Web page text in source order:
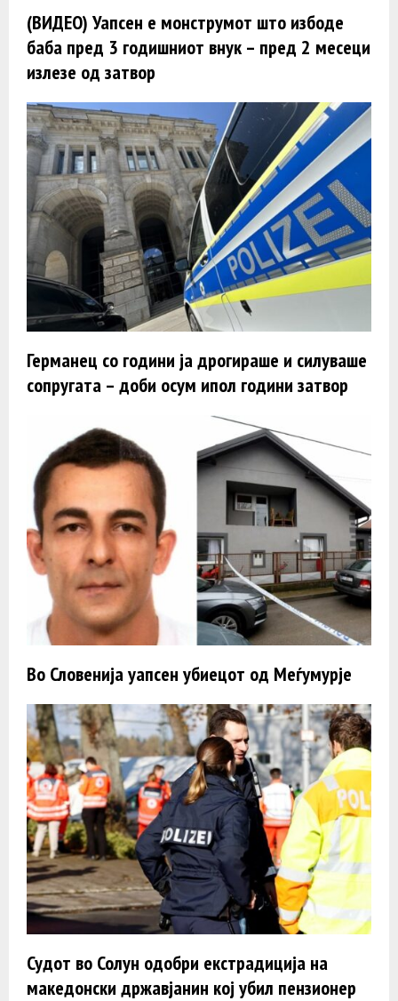
(ВИДЕО) Уапсен е монструмот што избоде
баба пред 3 годишниот внук – пред 2 месеци
излезе од затвор
Германец со години ја дрогираше и силуваше
сопругата – доби осум ипол години затвор
Во Словенија уапсен убиецот од Меѓумурје
Судот во Солун одобри екстрадиција на
македонски државјанин кој убил пензионер